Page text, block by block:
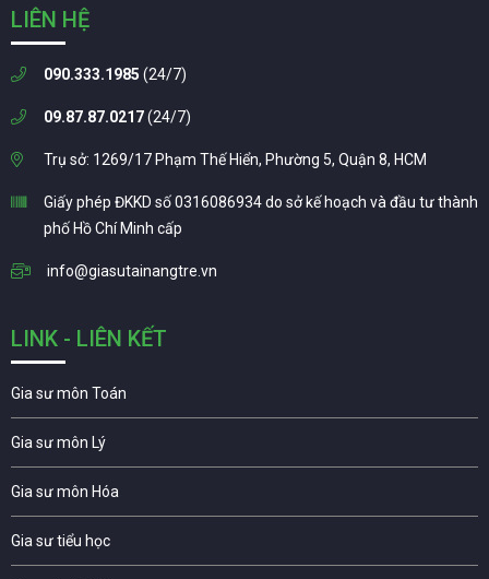
LIÊN HỆ
090.333.1985 (24/7)
09.87.87.0217(24/7)
Trụ sở: 1269/17 Phạm Thế Hiển, Phường 5, Quận 8, HCM
Giấy phép ĐKKD số 0316086934 do sở kế hoạch và đầu tư thành
phố Hồ Chí Minh cấp
info@giasutainangtre.vn
LINK - LIÊN KẾT
Gia sư môn Toán
Gia sư môn Lý
Gia sư môn Hóa
Gia sư tiểu học